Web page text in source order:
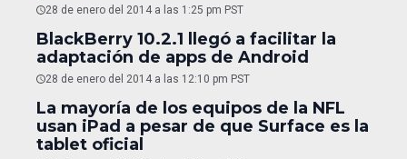
28 de enero del 2014 a las 1:25 pm PST
BlackBerry 10.2.1 llegó a facilitar la
adaptación de apps de Android
28 de enero del 2014 a las 12:10 pm PST
La mayoría de los equipos de la NFL
usan iPad a pesar de que Surface es la
tablet oficial